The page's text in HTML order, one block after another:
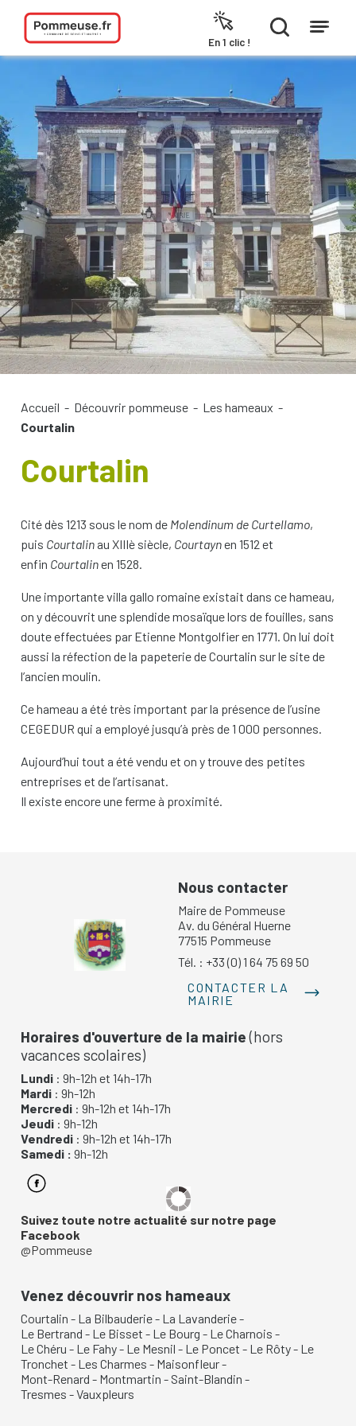
Aller au contenu
En 1 clic !
Accueil - Découvrir pommeuse - Les hameaux -
Courtalin
Courtalin
Cité dès 1213 sous le nom de Molendinum de Curtellamo,
puis Courtalin au XIIIè siècle, Courtaynen 1512 et
enfin Courtalinen 1528.
Une importante villa gallo romaine existait dans ce hameau,
on y découvrit une splendide mosaïque lors de fouilles, sans
doute effectuées par Etienne Montgolfier en 1771. On lui doit
aussi la réfection de la papeterie de Courtalin sur le site de
l’ancien moulin.
Ce hameau a été très important par la présence de l’usine
CEGEDUR qui a employé jusqu’à près de 1 000 personnes.
Aujourd’hui tout a été vendu et on y trouve des petites
entreprises et de l’artisanat.
Il existe encore une ferme à proximité.
Nous contacter
Maire de Pommeuse
Av. du Général Huerne
77515 Pommeuse
Tél. : +33 (0) 1 64 75 69 50
CONTACTER LA
MAIRIE
Horaires d'ouverture de la mairie(hors
vacances scolaires)
Lundi : 9h-12h et 14h-17h
Mardi : 9h-12h
Mercredi : 9h-12h et 14h-17h
Jeudi : 9h-12h
Vendredi : 9h-12h et 14h-17h
Samedi : 9h-12h
Suivez toute notre actualité sur notre page
Facebook
@Pommeuse
Venez découvrir nos hameaux
Courtalin - La Bilbauderie- La Lavanderie-
Le Bertrand - Le Bisset - Le Bourg - Le Charnois -
Le Chéru - Le Fahy- Le Mesnil - Le Poncet - Le Rôty- Le
Tronchet - Les Charmes - Maisonfleur-
Mont-Renard - Montmartin - Saint-Blandin -
Tresmes -Vauxpleurs